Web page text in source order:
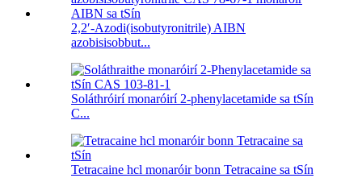
2,2′-Azodi(isobutyronitrile) AIBN
azobisisobbut...
Soláthróirí monaróirí 2-phenylacetamide sa tSín
C...
Tetracaine hcl monaróir bonn Tetracaine sa tSín